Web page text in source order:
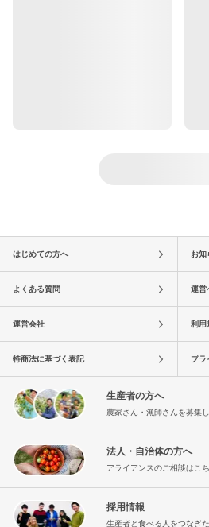
はじめての方へ お知
よくある質問 運営
運営会社 利用
特商法に基づく表記 プラ
生産者の方へ
農家さん・漁師さんを募集
法人・自治体の方へ
アライアンスのご相談はこ
採用情報
生産者と食べる人をつなぎ